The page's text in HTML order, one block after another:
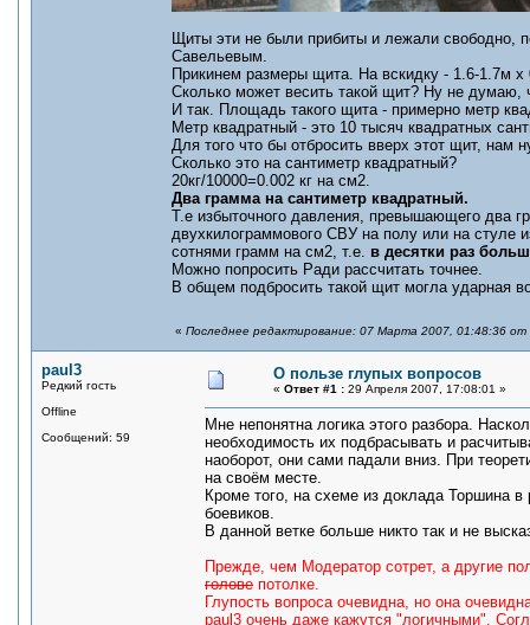
Щиты эти не были прибиты и лежали свободно,
Савельевым.
Прикинем размеры щита. На вскидку - 1.6-1.7м х
Сколько может весить такой щит? Ну не думаю,
И так. Площадь такого щита - примерно метр
Метр квадратный - это 10 тысяч квадратных
Для того что бы отбросить вверх этот щит, нам
Сколько это на сантиметр квадратный?
20кг/10000=0.002 кг на см2.
Два грамма на сантиметр квадратный.
Т.е избыточного давления, превышающего два
двухкилограммового СВУ на полу или на стуле
сотнями грамм на см2, т.е. в десятки раз
Можно попросить Ради рассчитать точнее.
В общем подбросить такой щит могла ударная
« Последнее редактирование: 07 Марта 2007, 01:48:36 от
paul3
Редкий гость
Offline
Сообщений: 59
О пользе глупых вопросов
« Ответ #1 : 29 Апреля 2007, 17:08:01 »
Мне непонятна логика этого разбора.
необходимость их подбрасывать и
наоборот, они сами падали вниз. При
на своём месте.
Кроме того, на схеме из доклада Торшина
боевиков.
В данной ветке больше никто так и не
Прежде, чем Модератор сотрет, а другие
голове потолке.
Глупость вопроса очевидна, но она
paul3 очень даже кажутся "логичными".